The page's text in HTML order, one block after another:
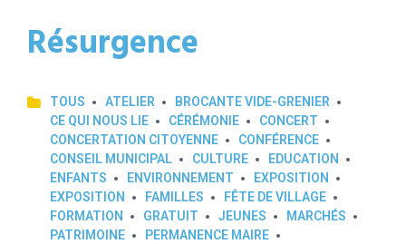
Résurgence
TOUS ATELIER
BROCANTE VIDE-GRENIER
CE QUI NOUS LIE
CÉRÉMONIE
CONCERT
CONCERTATION CITOYENNE
CONFÉRENCE
CONSEIL MUNICIPAL
CULTURE
EDUCATION
ENFANTS
ENVIRONNEMENT
EXPOSITION
EXPOSITION
FAMILLES
FÊTE DE VILLAGE
FORMATION
GRATUIT JEUNES
MARCHÉS
PATRIMOINE
PERMANENCE MAIRE